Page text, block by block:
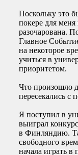
Поскольку это
покере для
разочарована.
Главное
на некоторое
учиться в
приоритетом.
Что произошло
пересекались с
Я поступил в
выиграл
в Финляндию.
свободного
начала играть в